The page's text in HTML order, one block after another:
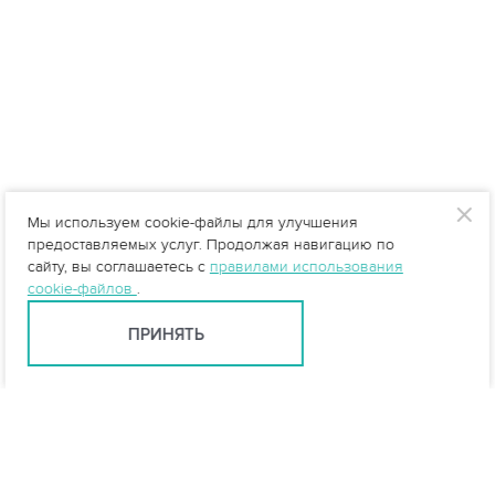
Мы используем cookie-файлы для улучшения
предоставляемых услуг. Продолжая навигацию по
сайту, вы соглашаетесь с правилами использования
cookie-файлов .
ПРИНЯТЬ